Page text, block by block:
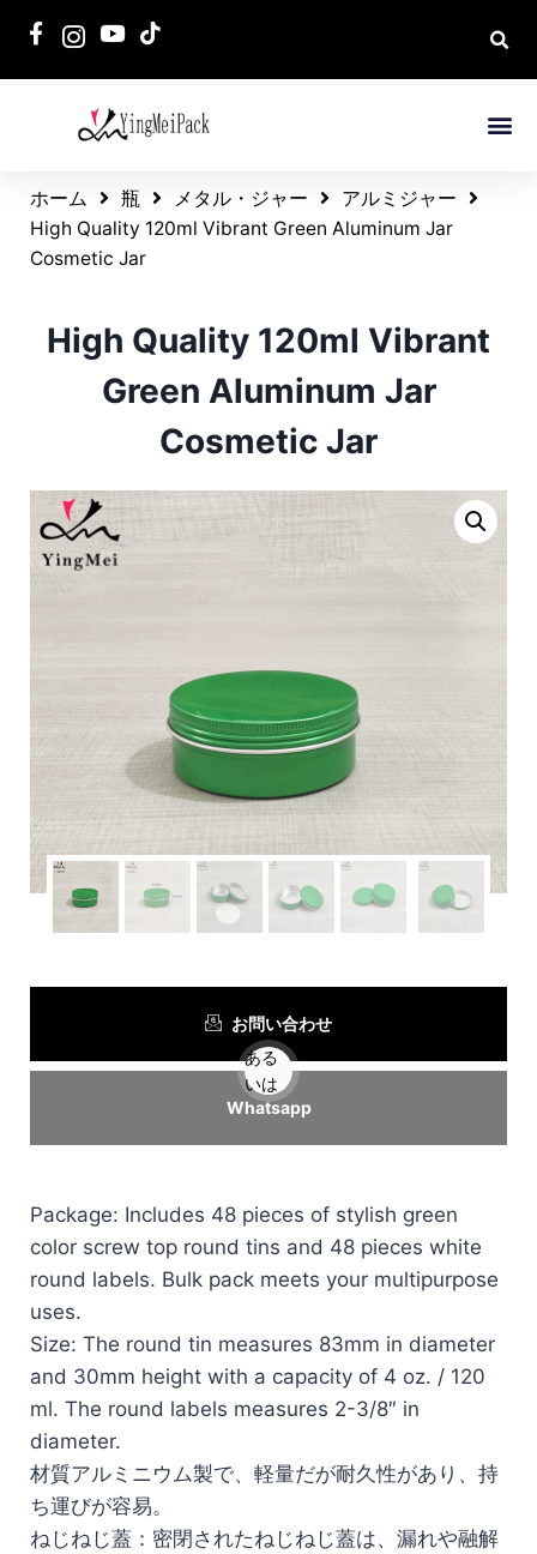
ホーム 瓶 メタル・ジャー
アルミジャー
High Quality 120ml Vibrant Green Aluminum Jar
Cosmetic Jar
High Quality 120ml Vibrant
Green Aluminum Jar
Cosmetic Jar
お問い合わせ
ある
いは
Whatsapp
Package: Includes 48 pieces of stylish green
color screw top round tins and 48 pieces white
round labels. Bulk pack meets your multipurpose
uses.
Size: The round tin measures 83mm in diameter
and 30mm height with a capacity of 4 oz. / 120
ml. The round labels measures 2-3/8″ in
diameter.
材質アルミニウム製で、軽量だが耐久性があり、持
ち運びが容易。
ねじねじ蓋：密閉されたねじねじ蓋は、漏れや融解